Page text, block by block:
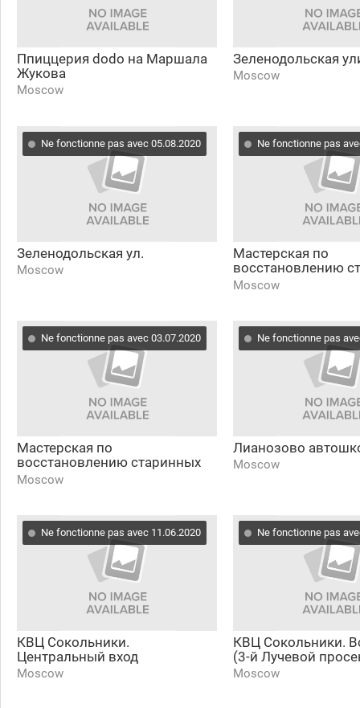
Ппиццерия dodo на Маршала
Жукова
Moscow
Зеленодольская
Moscow
Ne fonctionne pas avec 05.08.2020
Зеленодольская ул.
Moscow
Ne fonctionne pas
Мастерская по
восстановлению
автомобилей 1
Moscow
Ne fonctionne pas avec 03.07.2020
Мастерская по
восстановлению старинных
автомобилей 1
Moscow
Ne fonctionne pas
Лианозово
Moscow
Ne fonctionne pas avec 11.06.2020
КВЦ Сокольники.
Центральный вход
Moscow
Ne fonctionne pas
КВЦ Сокольники.
(3-й Лучевой
Moscow